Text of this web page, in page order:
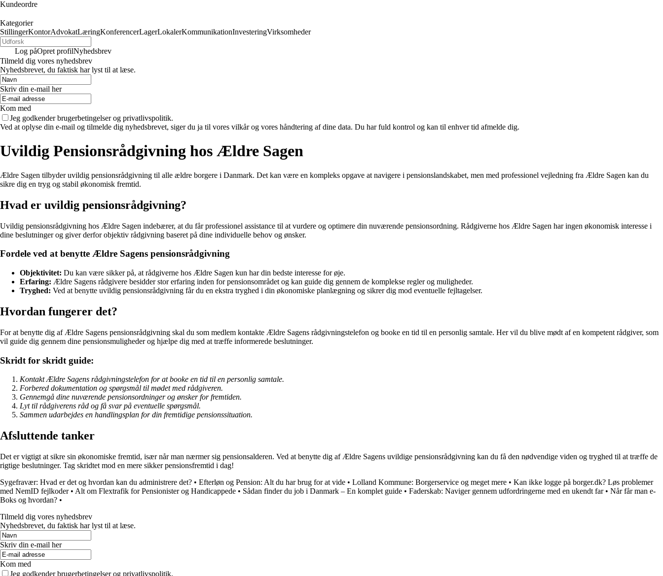
Kundeordre
Kategorier
StillingerKontorAdvokatLæringKonferencerLagerLokalerKommunikationInvesteringVirksomheder
Log påOpret profilNyhedsbrev
Tilmeld dig vores nyhedsbrev
Nyhedsbrevet, du faktisk har lyst til at læse.
Skriv din e-mail her
Kom med
Jeg godkender brugerbetingelser og privatlivspolitik.
Ved at oplyse din e-mail og tilmelde dig nyhedsbrevet, siger du ja til vores vilkår og vores håndtering af dine data. Du har fuld kontrol og kan til enhver tid afmelde dig.
Uvildig Pensionsrådgivning hos Ældre Sagen
Ældre Sagen tilbyder uvildig pensionsrådgivning til alle ældre borgere i Danmark. Det kan være en kompleks opgave at navigere i pensionslandskabet, men med professionel vejledning fra Ældre Sagen kan du
sikre dig en tryg og stabil økonomisk fremtid.
Hvad er uvildig pensionsrådgivning?
Uvildig pensionsrådgivning hos Ældre Sagen indebærer, at du får professionel assistance til at vurdere og optimere din nuværende pensionsordning. Rådgiverne hos Ældre Sagen har ingen økonomisk interesse i
dine beslutninger og giver derfor objektiv rådgivning baseret på dine individuelle behov og ønsker.
Fordele ved at benytte Ældre Sagens pensionsrådgivning
Objektivitet: Du kan være sikker på, at rådgiverne hos Ældre Sagen kun har din bedste interesse for øje.
Erfaring: Ældre Sagens rådgivere besidder stor erfaring inden for pensionsområdet og kan guide dig gennem de komplekse regler og muligheder.
Tryghed: Ved at benytte uvildig pensionsrådgivning får du en ekstra tryghed i din økonomiske planlægning og sikrer dig mod eventuelle fejltagelser.
Hvordan fungerer det?
For at benytte dig af Ældre Sagens pensionsrådgivning skal du som medlem kontakte Ældre Sagens rådgivningstelefon og booke en tid til en personlig samtale. Her vil du blive mødt af en kompetent rådgiver, som
vil guide dig gennem dine pensionsmuligheder og hjælpe dig med at træffe informerede beslutninger.
Skridt for skridt guide:
Kontakt Ældre Sagens rådgivningstelefon for at booke en tid til en personlig samtale.
Forbered dokumentation og spørgsmål til mødet med rådgiveren.
Gennemgå dine nuværende pensionsordninger og ønsker for fremtiden.
Lyt til rådgiverens råd og få svar på eventuelle spørgsmål.
Sammen udarbejdes en handlingsplan for din fremtidige pensionssituation.
Afsluttende tanker
Det er vigtigt at sikre sin økonomiske fremtid, især når man nærmer sig pensionsalderen. Ved at benytte dig af Ældre Sagens uvildige pensionsrådgivning kan du få den nødvendige viden og tryghed til at træffe de
rigtige beslutninger. Tag skridtet mod en mere sikker pensionsfremtid i dag!
Sygefravær: Hvad er det og hvordan kan du administrere det? • Efterløn og Pension: Alt du har brug for at vide • Lolland Kommune: Borgerservice og meget mere • Kan ikke logge på borger.dk? Løs problemer
med NemID fejlkoder• Alt om Flextrafik for Pensionister og Handicappede • Sådan finder du job i Danmark – En komplet guide • Faderskab: Naviger gennem udfordringerne med en ukendt far• Når får man e-
Boks og hvordan? •
Tilmeld dig vores nyhedsbrev
Nyhedsbrevet, du faktisk har lyst til at læse.
Skriv din e-mail her
Kom med
Jeg godkender brugerbetingelser og privatlivspolitik.